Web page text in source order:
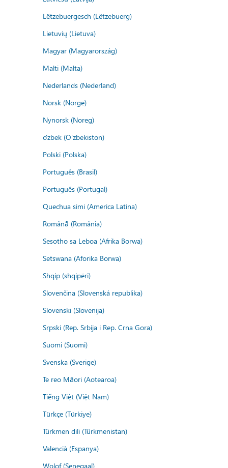
Lëtzebuergesch (Lëtzebuerg)
Lietuvių (Lietuva)
Magyar (Magyarország)
Malti (Malta)
Nederlands (Nederland)
Norsk (Norge)
Nynorsk (Noreg)
o'zbek (O'zbekiston)
Polski (Polska)
Português (Brasil)
Português (Portugal)
Quechua simi (America Latina)
Română (România)
Sesotho sa Leboa (Afrika Borwa)
Setswana (Aforika Borwa)
Shqip (shqipëri)
Slovenčina (Slovenská republika)
Slovenski (Slovenija)
Srpski (Rep. Srbija i Rep. Crna Gora)
Suomi (Suomi)
Svenska (Sverige)
Te reo Māori (Aotearoa)
Tiếng Việt (Việt Nam)
Türkçe (Türkiye)
Türkmen dili (Türkmenistan)
Valencià (Espanya)
Wolof (Senegaal)